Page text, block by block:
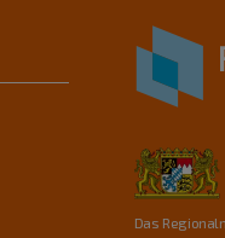
Das